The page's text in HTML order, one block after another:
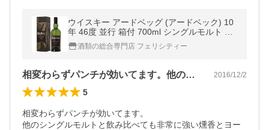
ウイスキー アードベッグ (アードベック) 10
年 46度 並行 箱付 700ml シングルモルト 洋
酒酒類の総合専門店 フェリシティー
相変わらずパンチが効いてます。他のシン… 2016/12/2
5
相変わらずパンチが効いてます。
他のシングルモルトと飲み比べても非常に強い燻香とヨー